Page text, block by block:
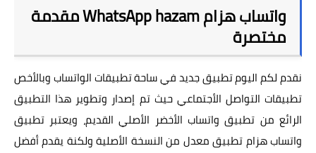
واتساب هزام WhatsApp hazam مقدمة
مختصرة
نقدم لكم اليوم تطبيق جديد في ساحة تطبيقات الواتساب وبالأخص
تطبيقات التواصل الأجتماعي حيث تم إصدار وتطوير هذا التطبيق
الرائع من تطبيق واتساب الأخضر الأصليالقديم، ويعتبر تطبيق
واتساب هزامتطبيق معدل من النسخة الأصلية ولكنة يقدم أفضل